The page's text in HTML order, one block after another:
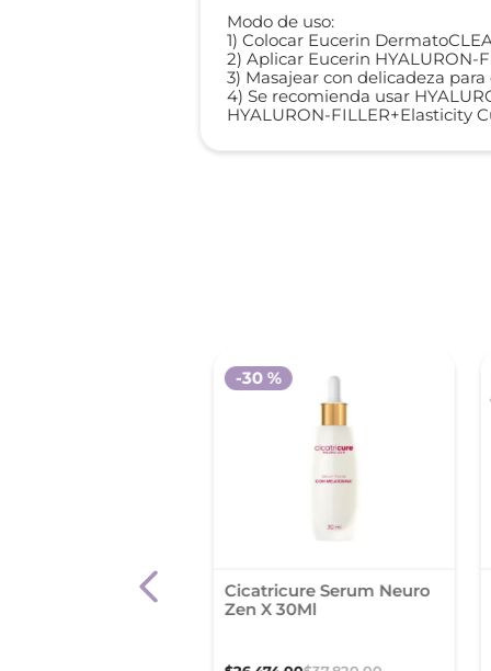
Modo de uso:
1) Colocar Eucerin
2) Aplicar Eucerin HYALURON-
3) Masajear con delicadeza
4) Se recomienda usar
HYALURON-FILLER+Elasticity
Cicatricure Serum Neuro
Zen X 30Ml
-30 %